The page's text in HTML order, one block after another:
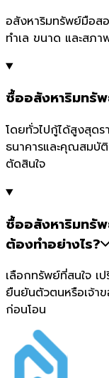
อสังหาริมทรัพย์มือส
ทำเล ขนาด และสภ
ซื้ออสังหาริมทรั
โดยทั่วไปกู้ได้สูงสุด
ธนาคารและคุณสมบั
ตัดสินใจ
ซื้ออสังหาริมทรั
ต้องทำอย่างไร?
เลือกทรัพย์ที่สนใจ เ
ยืนยันตัวตนหรือเจ้า
ก่อนโอน